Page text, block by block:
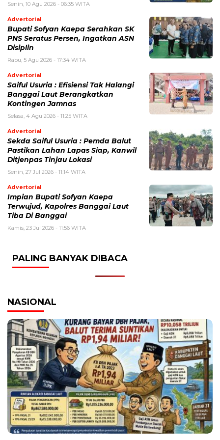
Senin, 10 Agu 2026 - 06:35 WITA
Advertorial
Bupati Sofyan Kaepa Serahkan SK
PNS Seratus Persen, Ingatkan ASN
Disiplin
Rabu, 5 Agu 2026 - 17:34 WITA
Advertorial
Saiful Usuria : Efisiensi Tak Halangi
Banggai Laut Berangkatkan
Kontingen Jamnas
Selasa, 4 Agu 2026 - 11:25 WITA
Advertorial
Sekda Saiful Usuria : Pemda Balut
Pastikan Lahan Lapas Siap, Kanwil
Ditjenpas Tinjau Lokasi
Senin, 27 Jul 2026 - 11:14 WITA
Advertorial
Impian Bupati Sofyan Kaepa
Terwujud, Kapolres Banggai Laut
Tiba Di Banggai
Kamis, 23 Jul 2026 - 11:56 WITA
PALING BANYAK DIBACA
NASIONAL